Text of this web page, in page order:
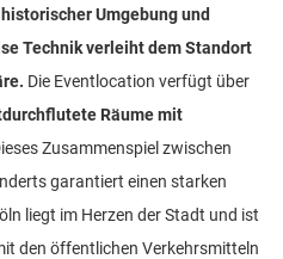
Umgebung und
Technik verleiht dem Standort
Die Eventlocation verfügt über
Räume mit
Zusammenspiel zwischen
garantiert einen starken
liegt im Herzen der Stadt und ist
den öffentlichen Verkehrsmitteln